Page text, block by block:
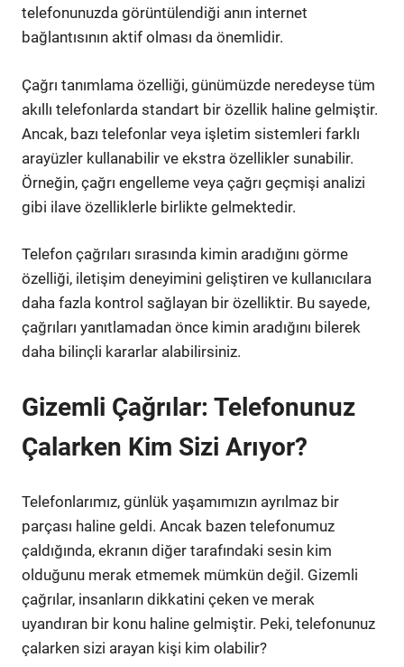
telefonunuzda görüntülendiği anın internet
bağlantısının aktif olması da önemlidir.
Çağrı tanımlama özelliği, günümüzde neredeyse tüm
akıllı telefonlarda standart bir özellik haline gelmiştir.
Ancak, bazı telefonlar veya işletim sistemleri farklı
arayüzler kullanabilir ve ekstra özellikler sunabilir.
Örneğin, çağrı engelleme veya çağrı geçmişi analizi
gibi ilave özelliklerle birlikte gelmektedir.
Telefon çağrıları sırasında kimin aradığını görme
özelliği, iletişim deneyimini geliştiren ve kullanıcılara
daha fazla kontrol sağlayan bir özelliktir. Bu sayede,
çağrıları yanıtlamadan önce kimin aradığını bilerek
daha bilinçli kararlar alabilirsiniz.
Gizemli Çağrılar: Telefonunuz
Çalarken Kim Sizi Arıyor?
Telefonlarımız, günlük yaşamımızın ayrılmaz bir
parçası haline geldi. Ancak bazen telefonumuz
çaldığında, ekranın diğer tarafındaki sesin kim
olduğunu merak etmemek mümkün değil. Gizemli
çağrılar, insanların dikkatini çeken ve merak
uyandıran bir konu haline gelmiştir. Peki, telefonunuz
çalarken sizi arayan kişi kim olabilir?